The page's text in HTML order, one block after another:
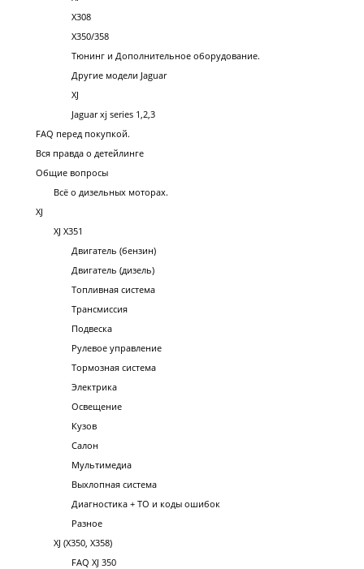
X308
X350/358
Тюнинг и Дополнительное оборудование.
Другие модели Jaguar
XJ
Jaguar xj series 1,2,3
FAQ перед покупкой.
Вся правда о детейлинге
Общие вопросы
Всё о дизельных моторах.
XJ
XJ X351
Двигатель (бензин)
Двигатель (дизель)
Топливная система
Трансмиссия
Подвеска
Рулевое управление
Тормозная система
Электрика
Освещение
Кузов
Салон
Мультимедиа
Выхлопная система
Диагностика + ТО и коды ошибок
Разное
XJ (X350, X358)
FAQ XJ 350